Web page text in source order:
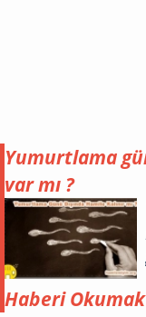
Yumurtlama
var mı ?
Haberi Okumak